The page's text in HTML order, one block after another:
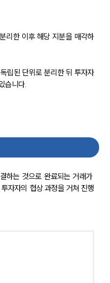
리한 이후 해당 지분을 매각하
립된 단위로 분리한 뒤 투자자
습니다.
하는 것으로 완료되는 거래가
자자의 협상 과정을 거쳐 진행